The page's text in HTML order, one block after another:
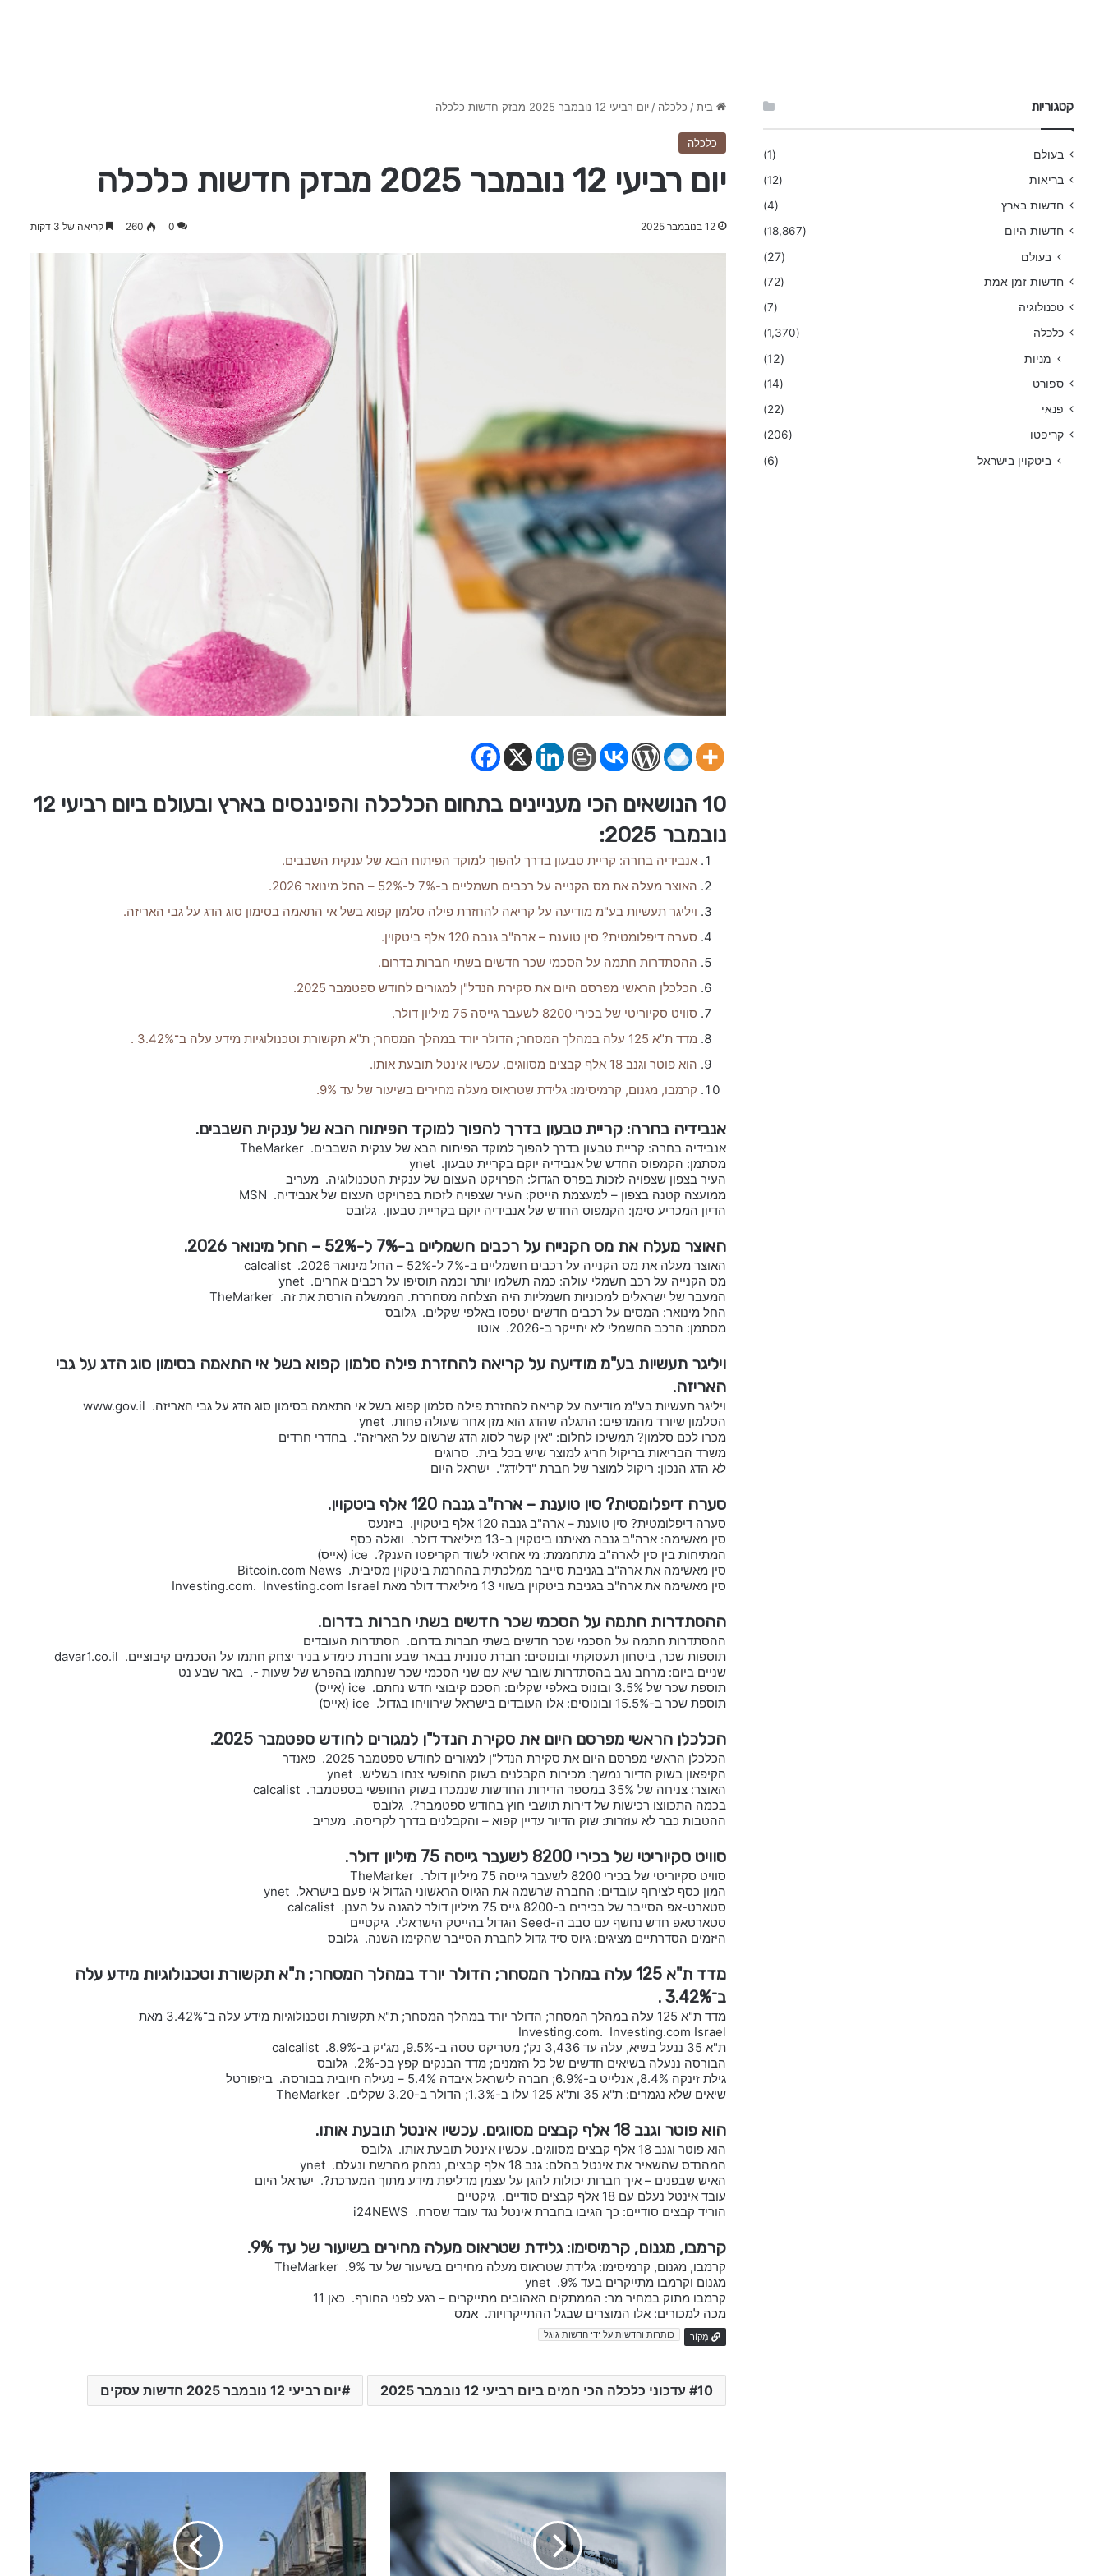
בית / כלכלה / יום רביעי 12 נובמבר 2025 מבזק חדשות כלכלה
כלכלה
יום רביעי 12 נובמבר 2025 מבזק חדשות כלכלה
12 בנובמבר 2025 0
260 קריאה של 3 דקות
10 הנושאים הכי מעניינים בתחום הכלכלה והפיננסים בארץ ובעולם ביום רביעי 12
נובמבר 2025:
אנבידיה בחרה: קריית טבעון בדרך להפוך למוקד הפיתוח הבא של ענקית השבבים.
האוצר מעלה את מס הקנייה על רכבים חשמליים ב-7% ל-52% – החל מינואר 2026.
ויליגר תעשיות בע"מ מודיעה על קריאה להחזרת פילה סלמון קפוא בשל אי התאמה בסימון סוג הדג על גבי האריזה.
סערה דיפלומטית? סין טוענת – ארה"ב גנבה 120 אלף ביטקוין.
ההסתדרות חתמה על הסכמי שכר חדשים בשתי חברות בדרום.
הכלכלן הראשי מפרסם היום את סקירת הנדל"ן למגורים לחודש ספטמבר 2025.
סוויט סקיוריטי של בכירי 8200 לשעבר גייסה 75 מיליון דולר.
מדד ת"א 125 עלה במהלך המסחר; הדולר יורד במהלך המסחר; ת"א תקשורת וטכנולוגיות מידע עלה ב־3.42% .
הוא פוטר וגנב 18 אלף קבצים מסווגים. עכשיו אינטל תובעת אותו.
קרמבו, מגנום, קרמיסימו: גלידת שטראוס מעלה מחירים בשיעור של עד 9%.
אנבידיה בחרה: קריית טבעון בדרך להפוך למוקד הפיתוח הבא של ענקית השבבים.
אנבידיה בחרה: קריית טבעון בדרך להפוך למוקד הפיתוח הבא של ענקית השבבים. TheMarker
מסתמן: הקמפוס החדש של אנבידיה יוקם בקריית טבעון. ynet
העיר בצפון שצפויה לזכות בפרס הגדול: הפרויקט העצום של ענקית הטכנולוגיה. מעריב
ממועצה קטנה בצפון – למעצמת הייטק: העיר שצפויה לזכות בפרויקט העצום של אנבידיה. MSN
הדיון המכריע סימן: הקמפוס החדש של אנבידיה יוקם בקריית טבעון. גלובס
האוצר מעלה את מס הקנייה על רכבים חשמליים ב-7% ל-52% – החל מינואר 2026.
האוצר מעלה את מס הקנייה על רכבים חשמליים ב-7% ל-52% – החל מינואר 2026. calcalist
מס הקנייה על רכב חשמלי עולה: כמה תשלמו יותר וכמה תוסיפו על רכבים אחרים. ynet
המעבר של ישראלים למכוניות חשמליות היה הצלחה מסחררת. הממשלה הורסת את זה. TheMarker
החל מינואר: המסים על רכבים חדשים יטפסו באלפי שקלים. גלובס
מסתמן: הרכב החשמלי לא יתייקר ב-2026. אוטו
ויליגר תעשיות בע"מ מודיעה על קריאה להחזרת פילה סלמון קפוא בשל אי התאמה בסימון סוג הדג על גבי
האריזה.
ויליגר תעשיות בע"מ מודיעה על קריאה להחזרת פילה סלמון קפוא בשל אי התאמה בסימון סוג הדג על גבי האריזה. www.gov.il
הסלמון שיורד מהמדפים: התגלה שהדג הוא מזן אחר שעולה פחות. ynet
מכרו לכם סלמון? תמשיכו לחלום: "אין קשר לסוג הדג שרשום על האריזה". בחדרי חרדים
משרד הבריאות בריקול חריג למוצר שיש בכל בית. סרוגים
לא הדג הנכון: ריקול למוצר של חברת "דלידג". ישראל היום
סערה דיפלומטית? סין טוענת – ארה"ב גנבה 120 אלף ביטקוין.
סערה דיפלומטית? סין טוענת – ארה"ב גנבה 120 אלף ביטקוין. ביזנעס
סין מאשימה: ארה"ב גנבה מאיתנו ביטקוין ב-13 מיליארד דולר. וואלה כסף
המתיחות בין סין לארה"ב מתחממת: מי אחראי לשוד הקריפטו הענק?. ice (אייס)
סין מאשימה את ארה"ב בגניבת סייבר ממלכתית בהחרמת ביטקוין מסיבית. Bitcoin.com News
סין מאשימה את ארה"ב בגניבת ביטקוין בשווי 13 מיליארד דולר מאת Investing.com. Investing.com Israel
ההסתדרות חתמה על הסכמי שכר חדשים בשתי חברות בדרום.
ההסתדרות חתמה על הסכמי שכר חדשים בשתי חברות בדרום. הסתדרות העובדים
תוספות שכר, ביטחון תעסוקתי ובונוסים: חברת סנונית בבאר שבע וחברת כימדע בניר יצחק חתמו על הסכמים קיבוציים. davar1.co.il
שניים ביום: מרחב נגב בהסתדרות שובר שיא עם שני הסכמי שכר שנחתמו בהפרש של שעות -. באר שבע נט
תוספת שכר של 3.5% ובונוס באלפי שקלים: הסכם קיבוצי חדש נחתם. ice (אייס)
תוספת שכר ב-15.5% ובונוסים: אלו העובדים בישראל שירוויחו בגדול. ice (אייס)
הכלכלן הראשי מפרסם היום את סקירת הנדל"ן למגורים לחודש ספטמבר 2025.
הכלכלן הראשי מפרסם היום את סקירת הנדל"ן למגורים לחודש ספטמבר 2025. פאנדר
הקיפאון בשוק הדיור נמשך: מכירות הקבלנים בשוק החופשי צנחו בשליש. ynet
האוצר: צניחה של 35% במספר הדירות החדשות שנמכרו בשוק החופשי בספטמבר. calcalist
בכמה התכווצו רכישות של דירות תושבי חוץ בחודש ספטמבר?. גלובס
ההטבות כבר לא עוזרות: שוק הדיור עדיין קפוא – והקבלנים בדרך לקריסה. מעריב
סוויט סקיוריטי של בכירי 8200 לשעבר גייסה 75 מיליון דולר.
סוויט סקיוריטי של בכירי 8200 לשעבר גייסה 75 מיליון דולר. TheMarker
המון כסף לצירוף עובדים: החברה שרשמה את הגיוס הראשוני הגדול אי פעם בישראל. ynet
סטארט-אפ הסייבר של בכירים ב-8200 גייס 75 מיליון דולר להגנה על הענן. calcalist
סטארטאפ חדש נחשף עם סבב ה-Seed הגדול בהייטק הישראלי. גיקטיים
היזמים הסדרתיים מציגים: גיוס סיד גדול לחברת הסייבר שהקימו השנה. גלובס
מדד ת"א 125 עלה במהלך המסחר; הדולר יורד במהלך המסחר; ת"א תקשורת וטכנולוגיות מידע עלה
ב־3.42% .
מדד ת"א 125 עלה במהלך המסחר; הדולר יורד במהלך המסחר; ת"א תקשורת וטכנולוגיות מידע עלה ב־3.42% מאת
Investing.com. Investing.com Israel
ת"א 35 ננעל בשיא, עלה עד 3,436 נק'; מטריקס טסה ב-9.5%, מג'יק ב-8.9%. calcalist
הבורסה ננעלה בשיאים חדשים של כל הזמנים; מדד הבנקים קפץ בכ-2%. גלובס
גילת זינקה 8.4%, אנלייט ב-6.9%; חברה לישראל איבדה 5.4% – נעילה חיובית בבורסה. ביזפורטל
שיאים שלא נגמרים: ת"א 35 ות"א 125 עלו ב-1.3%; הדולר ב-3.20 שקלים. TheMarker
הוא פוטר וגנב 18 אלף קבצים מסווגים. עכשיו אינטל תובעת אותו.
הוא פוטר וגנב 18 אלף קבצים מסווגים. עכשיו אינטל תובעת אותו. גלובס
המהנדס שהשאיר את אינטל בהלם: גנב 18 אלף קבצים, נמחק מהרשת ונעלם. ynet
האיש שבפנים – איך חברות יכולות להגן על עצמן מדליפת מידע מתוך המערכת?. ישראל היום
עובד אינטל נעלם עם 18 אלף קבצים סודיים. גיקטיים
הוריד קבצים סודיים: כך הגיבו בחברת אינטל נגד עובד שסרח. i24NEWS
קרמבו, מגנום, קרמיסימו: גלידת שטראוס מעלה מחירים בשיעור של עד 9%.
קרמבו, מגנום, קרמיסימו: גלידת שטראוס מעלה מחירים בשיעור של עד 9%. TheMarker
מגנום וקרמבו מתייקרים בעד 9%. ynet
קרמבו מתוק במחיר מר: הממתקים האהובים מתייקרים – רגע לפני החורף. כאן 11
מכה למכורים: אלו המוצרים שבגל ההתייקרויות. אמס
מָקוֹר כותרות וחדשות על ידי חדשות גוגל
10 עדכוני כלכלה הכי חמים ביום רביעי 12 נובמבר 2025 יום רביעי 12 נובמבר 2025 חדשות עסקים
כ
ל
ח
ד
ש
קטגוריות
בעולם
(1)
בריאות
(12)
חדשות בארץ
(4)
חדשות היום
(18,867)
בעולם (27)
חדשות זמן אמת
(72)
טכנולוגיה
(7)
כלכלה
(1,370)
מניות (12)
ספורט
(14)
פנאי
(22)
קריפטו
(206)
ביטקוין בישראל (6)